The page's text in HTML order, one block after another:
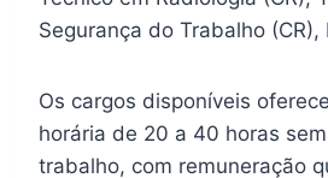
Segurança do Trabalho (CR),
Os cargos disponíveis
horária de 20 a 40 horas
trabalho, com remuneração